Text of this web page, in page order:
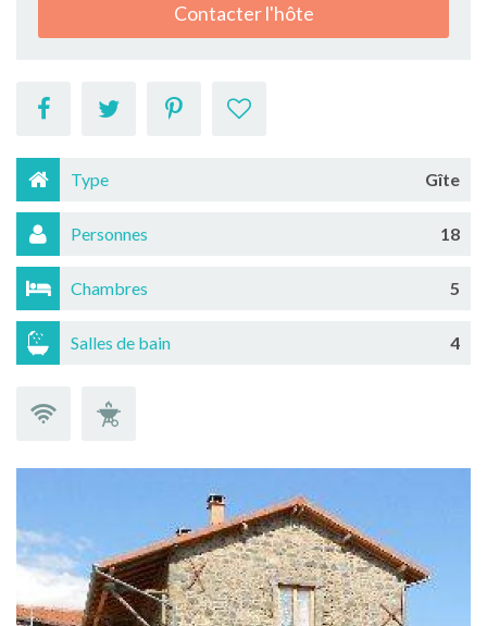
Contacter l'hôte
Type Gîte
Personnes 18
Chambres 5
Salles de bain 4